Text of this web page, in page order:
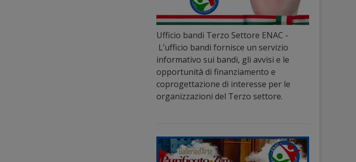
Ufficio bandi Terzo Settore ENAC -
L’ufficio bandi fornisce un servizio
informativo sui bandi, gli avvisi e le
opportunità di finanziamento e
coprogettazione di interesse per le
organizzazioni del Terzo settore.